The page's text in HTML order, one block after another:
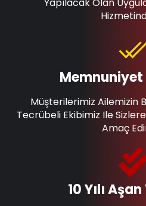
10 Yılı
Müşterilerimiz Ailemizin
Tecrübeli Ekibimiz Ile
Amaç